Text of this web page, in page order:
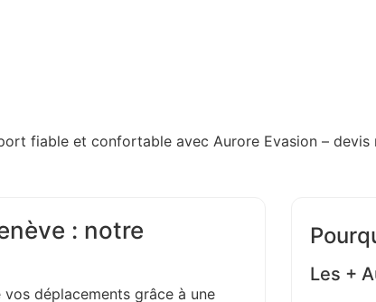
fiable et confortable avec Aurore Evasion –
: notre
déplacements grâce à une
Les +